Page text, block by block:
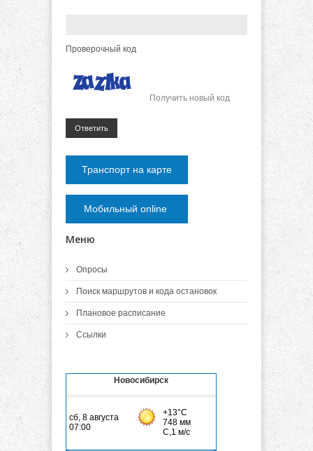
Проверочный код
Получить новый код
Ответить
Транспорт на карте
Мобильный online
Меню
Опросы
Поиск маршрутов и кода остановок
Плановое расписание
Ссылки
Новосибирск